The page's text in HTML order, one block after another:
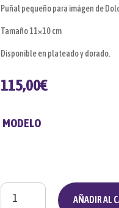
Puñal pequeño para imágen de
Tamaño 11×10 cm
Disponible en plateado y dorado.
115,00€
MODELO
Puñal
pequeño
AÑADIR AL